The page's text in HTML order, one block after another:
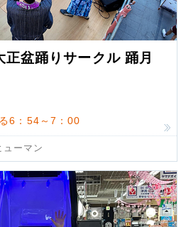
盆踊りサークル 踊月
6：54～7：00
ューマン